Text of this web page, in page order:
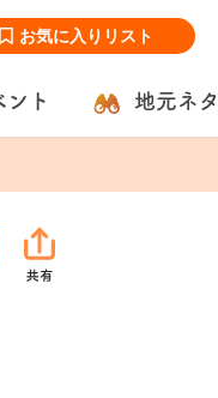
お気に入りリスト
ント 地元ネタ